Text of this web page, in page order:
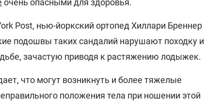
очень опасными для здоровья.
Post, нью-йоркский ортопед Хиллари Бреннер
подошвы таких сандалий нарушают походку и
зачастую приводя к растяжению лодыжек.
что могут возникнуть и более тяжелые
положения тела при ношении этой